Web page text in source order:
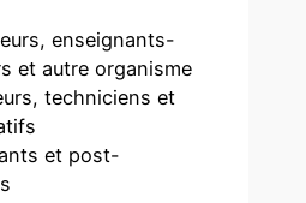
enseignants-
et autre organisme
techniciens et
et post-